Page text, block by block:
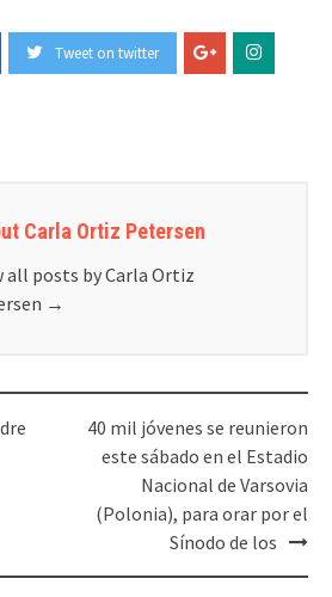
Tweet on twitter
Carla Ortiz Petersen
all posts by Carla Ortiz
→
40 mil jóvenes se reunieron
este sábado en el Estadio
Nacional de Varsovia
(Polonia), para orar por el
Sínodo de los